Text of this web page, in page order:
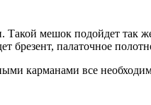
мешок подойдет так
брезент, палаточное
карманами все